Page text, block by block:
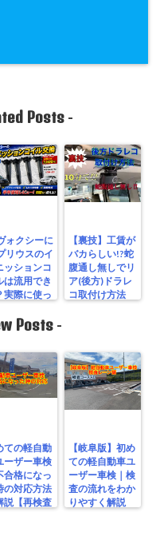
Posts-
ォクシーに
リウスのイ
ッションコ
は流用でき
実際に使っ
【裏技】工賃が
バカらしい!?蛇
腹通し無しでリ
ア(後方)ドラレ
コ取付け方法
Posts -
ての軽自動
ーザー車検
合格になっ
の対応方法
説【再検査
【岐阜版】初め
ての軽自動車ユ
ーザー車検｜検
査の流れをわか
りやすく解説